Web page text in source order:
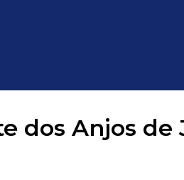
dos Anjos de